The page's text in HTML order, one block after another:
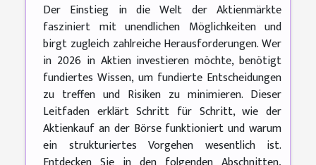
Der Einstieg in die Welt der Aktienmärkte
fasziniert mit unendlichen Möglichkeiten und
birgt zugleich zahlreiche Herausforderungen. Wer
in 2026 in Aktien investieren möchte, benötigt
fundiertes Wissen, um fundierte Entscheidungen
zu treffen und Risiken zu minimieren. Dieser
Leitfaden erklärt Schritt für Schritt, wie der
Aktienkauf an der Börse funktioniert und warum
ein strukturiertes Vorgehen wesentlich ist.